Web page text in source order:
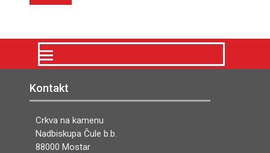
Kontakt
Crkva na kamenu
Nadbiskupa Čule b.b.
88000 Mostar